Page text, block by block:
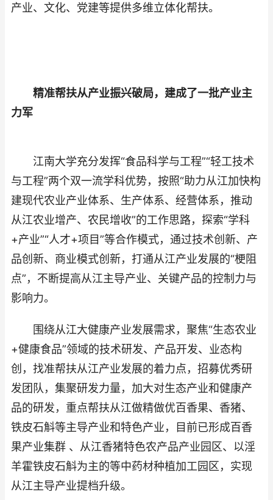
产业、文化、党建等提供多维立体化帮扶。
精准帮扶从产业振兴破局，建成了一批产业主
力军
江南大学充分发挥“食品科学与工程”“轻工技术
与工程”两个双一流学科优势，按照“助力从江加快构
建现代农业产业体系、生产体系、经营体系，推动
从江农业增产、农民增收”的工作思路，探索“学科
+产业”“人才+项目”等合作模式，通过技术创新、产
品创新、商业模式创新，打通从江产业发展的“梗阻
点”，不断提高从江主导产业、关键产品的控制力与
影响力。
围绕从江大健康产业发展需求，聚焦“生态农业
+健康食品”领域的技术研发、产品开发、业态构
创，找准帮扶从江产业发展的着力点，招募优秀研
发团队，集聚研发力量，加大对生态产业和健康产
品的研发，重点帮扶从江做精做优百香果、香猪、
铁皮石斛等主导产业和特色产业，目前已形成百香
果产业集群 、从江香猪特色农产品产业园区、以淫
羊霍铁皮石斛为主的等中药材种植加工园区，实现
从江主导产业提档升级。